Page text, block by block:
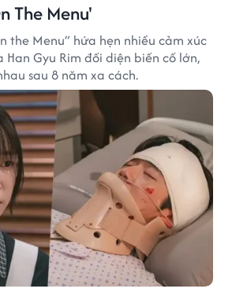
The Menu'
the Menu” hứa hẹn nhiều cảm xúc
Han Gyu Rim đối diện biến cố lớn,
sau 8 năm xa cách.